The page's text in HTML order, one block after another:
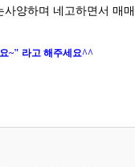
양하며 네고하면서 매
~" 라고 해주세요^^